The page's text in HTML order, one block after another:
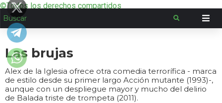
©Todos los derechos compartidos
Las brujas
Alex de la Iglesia ofrece otra comedia terrorífica - marca
de estilo desde su primer largo Acción mutante (1993)-,
aunque con un despliegue mayor y mucho del delirio
de Balada triste de trompeta (2011).